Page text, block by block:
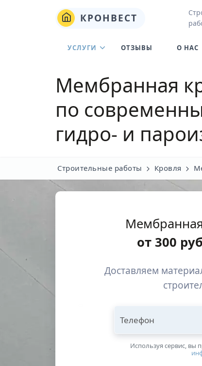
КРОНВЕСТ
УСЛУГИ ОТЗЫВЫ О НАС
Мембранная
по
гидро- и
Строительные работы Кровля
от 300 руб
Доставляем
Телефон
Используя сервис, вы